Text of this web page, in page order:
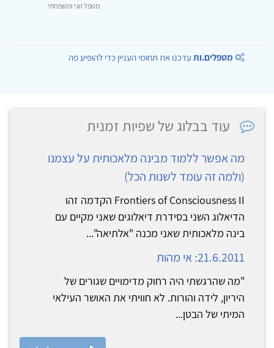
מטפל זוגי ומשפחתי
מטפלים.ותעדכנו את תחומי העניין כדי להופיע פה
עוד בבלוג של שפיות זמנית
מה אפשר ללמוד מבינה מלאכותית על עצמנו
(ולמה זה עומד לשנות הכל)
Frontiers of Consciousness II הקדמה זהו
הדיאלוג השני בסידרת דיאלוגים שאני מקיים עם
בינה מלאכותית שאני מכנה "אלתיאה"...
21.6.2011: אי מהות
"מה שהרגשתי היה רחוק מדימויים שגורים של
היריון, לידה והורות. לא חוויתי את האושר העילאי
המיתי של הבטן...